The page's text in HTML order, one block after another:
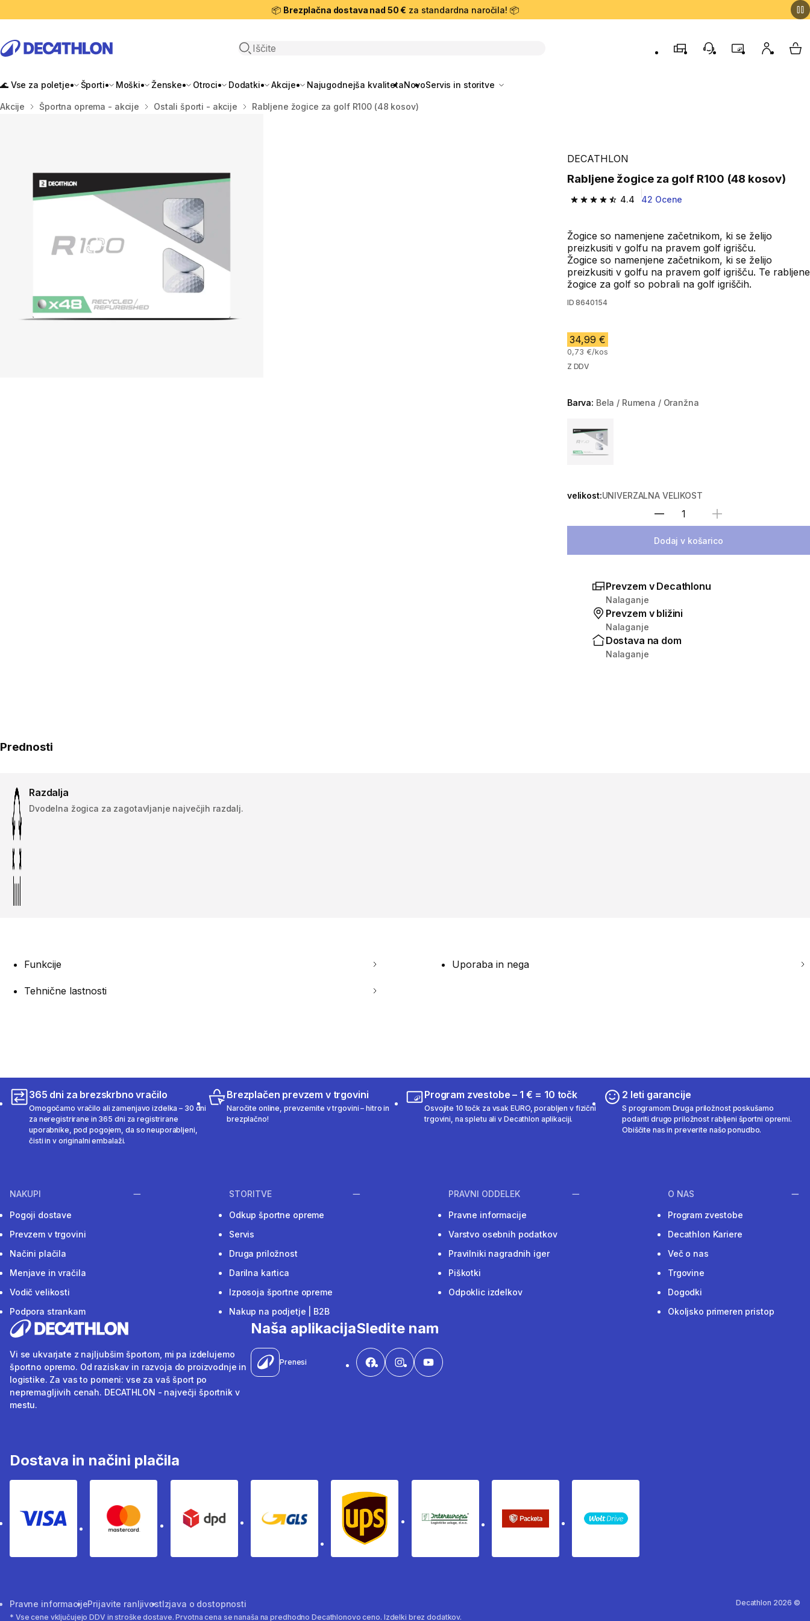
📦 Brezplačna dostava nad 50 € za standardna naročila! 📦
Odpri iskanje
TrgovinePodporo strankam
ProgramMoj račun
🌊 Vse za poletje Športi Moški Ženske Otroci Dodatki Akcije Najugodnejša kvalitetaNovoServis in storitve
Domov
Akcije Športna oprema - akcije Ostali športi - akcije Rabljene žogice za golf R100 (48 kosov)
DECATHLON
Rabljene žogice za golf R100 (48 kosov)
4.4
4.4 od 5 zvezdic from 42 ocene
42 Ocene
Žogice so namenjene začetnikom, ki se želijo
preizkusiti v golfu na pravem golf igrišču.
Žogice so namenjene začetnikom, ki se želijo
preizkusiti v golfu na pravem golf igrišču. Te rabljene
žogice za golf so pobrali na golf igriščih.
ID 8640154
34,99 €
0,73 €/kos
Z DDV
Barva: Bela / Rumena / Oranžna
velikost:UNIVERZALNA VELIKOST
Izberite količino
Dodaj v košarico
Prevzem v Decathlonu
Nalaganje
Prevzem v bližini
Nalaganje
Dostava na dom
Nalaganje
Prednosti
Razdalja
Dvodelna žogica za zagotavljanje največjih razdalj.
Funkcije Uporaba in nega
Tehnične lastnosti
365 dni za brezskrbno vračilo
Omogočamo vračilo ali zamenjavo izdelka – 30 dni
za neregistrirane in 365 dni za registrirane
uporabnike, pod pogojem, da so neuporabljeni,
čisti in v originalni embalaži.
Brezplačen prevzem v trgovini
Naročite online, prevzemite v trgovini – hitro in
brezplačno!
Program zvestobe – 1 € = 10 točk
Osvojite 10 točk za vsak EURO, porabljen v fizični
trgovini, na spletu ali v Decathlon aplikaciji.
2 leti garancije
S programom Druga priložnost poskušamo
podariti drugo priložnost rabljeni športni opremi.
Obiščite nas in preverite našo ponudbo.
NAKUPI
Pogoji dostave
Prevzem v trgovini
Načini plačila
Menjave in vračila
Vodič velikosti
Podpora strankam
STORITVE
Odkup športne opreme
Servis
Druga priložnost
Darilna kartica
Izposoja športne opreme
Nakup na podjetje | B2B
PRAVNI ODDELEK
Pravne informacije
Varstvo osebnih podatkov
Pravilniki nagradnih iger
Piškotki
Odpoklic izdelkov
O NAS
Program zvestobe
Decathlon Kariere
Več o nas
Trgovine
Dogodki
Okoljsko primeren pristop
Vi se ukvarjate z najljubšim športom, mi pa izdelujemo
športno opremo. Od raziskav in razvoja do proizvodnje in
logistike. Za vas to pomeni: vse za vaš šport po
nepremagljivih cenah. DECATHLON - največji športnik v
mestu.
Naša aplikacija
Prenesi
Sledite nam
Dostava in načini plačila
Visa Mastercard Dpd Gls Ups Intereuropa Packeta Sledenje pošiljki
WOLT
Pravne informacijePrijavite ranljivostIzjava o dostopnosti
* Vse cene vključujejo DDV in stroške dostave. Prvotna cena se nanaša na predhodno Decathlonovo ceno. Izdelki brez dodatkov.
Decathlon 2026 ©